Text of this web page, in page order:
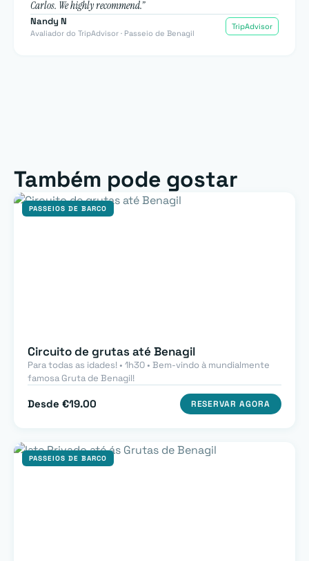
Carlos. We highly recommend.”
Nandy N
Avaliador do TripAdvisor · Passeio de Benagil
TripAdvisor
Também pode gostar
PASSEIOS DE BARCO
Circuito de grutas até Benagil
Para todas as idades! • 1h30 • Bem-vindo à mundialmente
famosa Gruta de Benagil!
Desde €19.00 RESERVAR AGORA
PASSEIOS DE BARCO